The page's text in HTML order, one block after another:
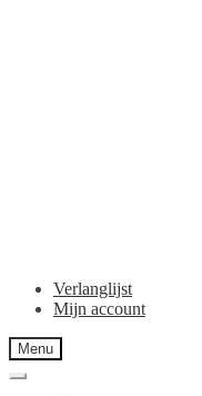
Verlanglijst
Mijn account
Menu